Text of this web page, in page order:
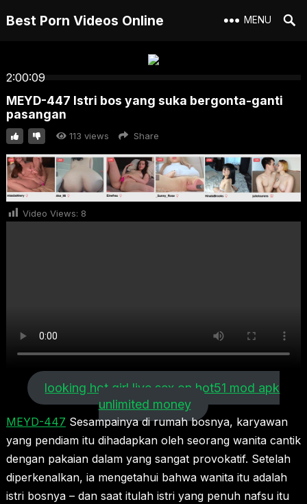
Best Porn Videos Online MENU
2:00:09
MEYD-447 Istri bos yang suka bergonta-ganti
pasangan
113 views Share
Video Views: 8
looking hot girl live sex on hot51 mod apk
unlimited money
MEYD-447 Sesampainya di rumah bosnya, karyawan
yang pendiam itu dihadapkan oleh seorang wanita cantik
dengan pakaian dalam yang sangat provokatif. Setelah
diperkenalkan, ia mengetahui bahwa wanita itu adalah
istri bosnya – dan saat itulah istri yang penuh nafsu itu